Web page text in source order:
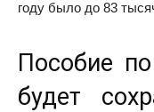
году было до 83
Пособие
будет